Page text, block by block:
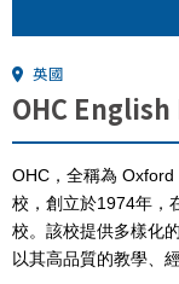
英國
OHC English
OHC ，全稱為 Oxford
校，創立於1974年，
校。該校提供多樣化
以其高品質的教學、